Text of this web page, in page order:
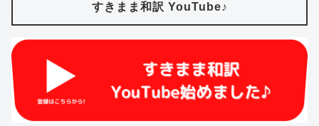
すきまま和訳 YouTube♪